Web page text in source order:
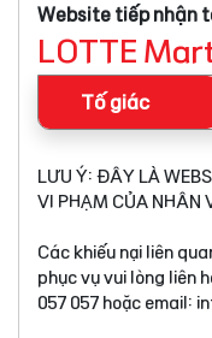
Website tiếp nhận
LOTTE
Tố giác
LƯU Ý: ĐÂY LÀ
VI PHẠM CỦA NHÂN
Các khiếu nại liên
phục vụ vui lòng liên
057 057 hoặc email: